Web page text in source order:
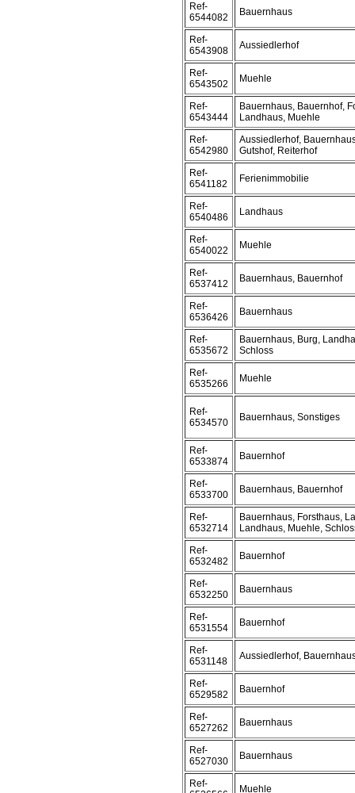
Ref-
6544082
Bauernhaus
Ref-
6543908
Aussiedlerhof
Ref-
6543502
Muehle
Ref-
6543444
Bauernhaus, Bauernhof,
Landhaus, Muehle
Ref-
6542980
Aussiedlerhof,
Gutshof, Reiterhof
Ref-
6541182
Ferienimmobilie
Ref-
6540486
Landhaus
Ref-
6540022
Muehle
Ref-
6537412
Bauernhaus, Bauernhof
Ref-
6536426
Bauernhaus
Ref-
6535672
Bauernhaus, Burg,
Schloss
Ref-
6535266
Muehle
Ref-
6534570
Bauernhaus, Sonstiges
Ref-
6533874
Bauernhof
Ref-
6533700
Bauernhaus, Bauernhof
Ref-
6532714
Bauernhaus, Forsthaus,
Landhaus, Muehle,
Ref-
6532482
Bauernhof
Ref-
6532250
Bauernhaus
Ref-
6531554
Bauernhof
Ref-
6531148
Aussiedlerhof,
Ref-
6529582
Bauernhof
Ref-
6527262
Bauernhaus
Ref-
6527030
Bauernhaus
Ref-
Muehle